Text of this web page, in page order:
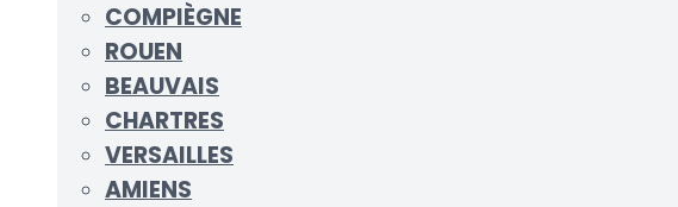
COMPIÈGNE
ROUEN
BEAUVAIS
CHARTRES
VERSAILLES
AMIENS